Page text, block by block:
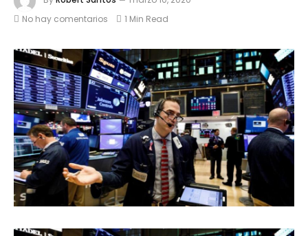
No hay comentarios
1 Min Read